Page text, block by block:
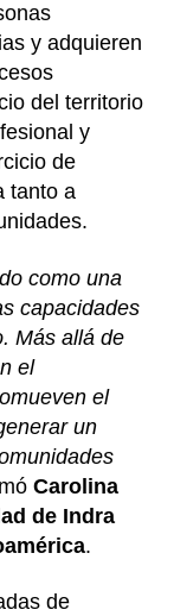
y adquieren
del territorio
y
de
tanto a
como una
capacidades
Más allá de
el
el
un
Carolina
de Indra
.
de